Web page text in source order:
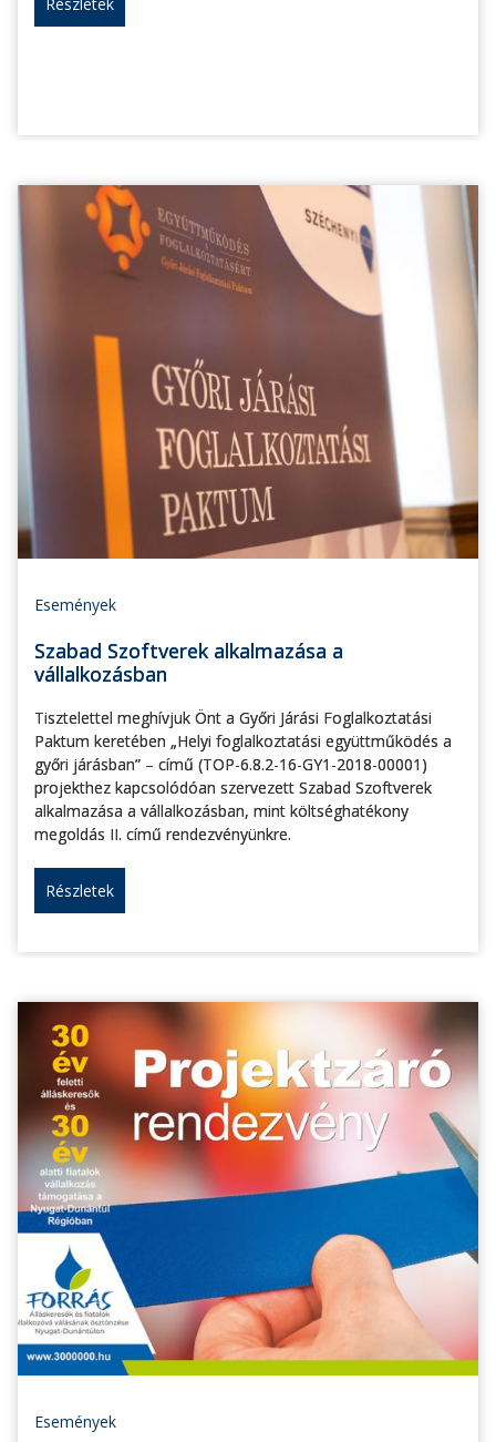
Események
Szabad Szoftverek alkalmazása a
vállalkozásban
Tisztelettel meghívjuk Önt a Győri Járási Foglalkoztatási
Paktum keretében „Helyi foglalkoztatási együttműködés a
győri járásban” – című (TOP-6.8.2-16-GY1-2018-00001)
projekthez kapcsolódóan szervezett Szabad Szoftverek
alkalmazása a vállalkozásban, mint költséghatékony
megoldás II. című rendezvényünkre.
Részletek
Események